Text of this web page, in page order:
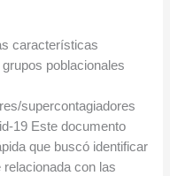
características
poblacionales
supercontagiadores
19 Este documento
que buscó identificar
con las
supercontagiadores